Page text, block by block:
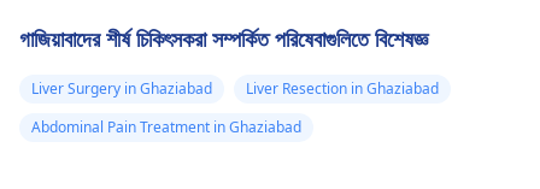
গাজিয়াবাদের শীর্ষ চিকিৎসকরা সম্পর্কিত পরিষেবাগুলিতে বিশেষজ্ঞ
Liver Surgery in Ghaziabad
Liver Resection in Ghaziabad
Abdominal Pain Treatment in Ghaziabad